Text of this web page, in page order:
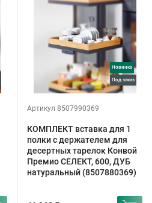
Новинка
под заказ
Артикул 8507990369
КОМПЛЕКТ вставка для 1
полки с держателем для
десертных тарелок Конвой
Премио СЕЛЕКТ, 600, ДУБ
натуральный (8507880369)